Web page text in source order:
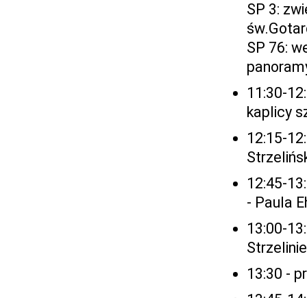
SP 3:
SP 76:
11:30-
kaplicy
12:15-
12:45-
- Paula
13:00-
Strzelinie
13:30 -